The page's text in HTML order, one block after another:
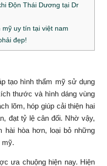
Độn Thái Dương tại Dr
uy tín tại việt nam
đẹp!
tạo hình thẩm mỹ sử dụng
thước và hình dáng vùng
lõm, hóp giúp cải thiện hai
đạt tỷ lệ cân đối. Nhờ vậy,
hài hòa hơn, loại bỏ những
mỹ.
ưa chuộng hiện nay. Hiện